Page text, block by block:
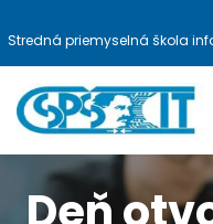
Stredná priemyselná škola